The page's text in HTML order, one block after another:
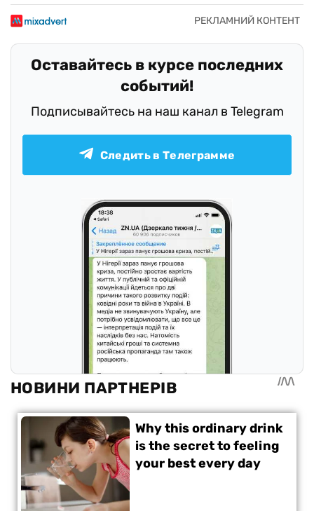
Оставайтесь в курсе последних
событий!
Подписывайтесь на наш канал в Telegram
Следить в Телеграмме